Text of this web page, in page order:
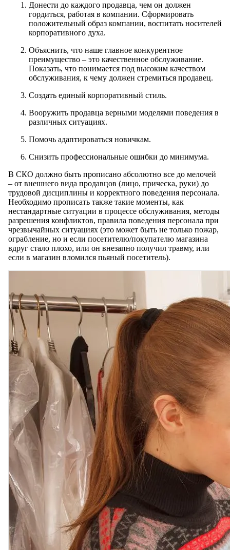
Донести до каждого продавца, чем он должен
гордиться, работая в компании. Сформировать
положительный образ компании, воспитать носителей
корпоративного духа.
Объяснить, что наше главное конкурентное
преимущество – это качественное обслуживание.
Показать, что понимается под высоким качеством
обслуживания, к чему должен стремиться продавец.
Создать единый корпоративный стиль.
Вооружить продавца верными моделями поведения в
различных ситуациях.
Помочь адаптироваться новичкам.
Снизить профессиональные ошибки до минимума.
В СКО должно быть прописано абсолютно все до мелочей
– от внешнего вида продавцов (лицо, прическа, руки) до
трудовой дисциплины и корректного поведения персонала.
Необходимо прописать также такие моменты, как
нестандартные ситуации в процессе обслуживания, методы
разрешения конфликтов, правила поведения персонала при
чрезвычайных ситуациях (это может быть не только пожар,
ограбление, но и если посетителю/покупателю магазина
вдруг стало плохо, или он внезапно получил травму, или
если в магазин вломился пьяный посетитель).